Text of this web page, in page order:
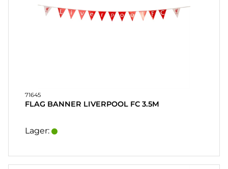
71645
FLAG BANNER LIVERPOOL FC 3.5M
Lager: